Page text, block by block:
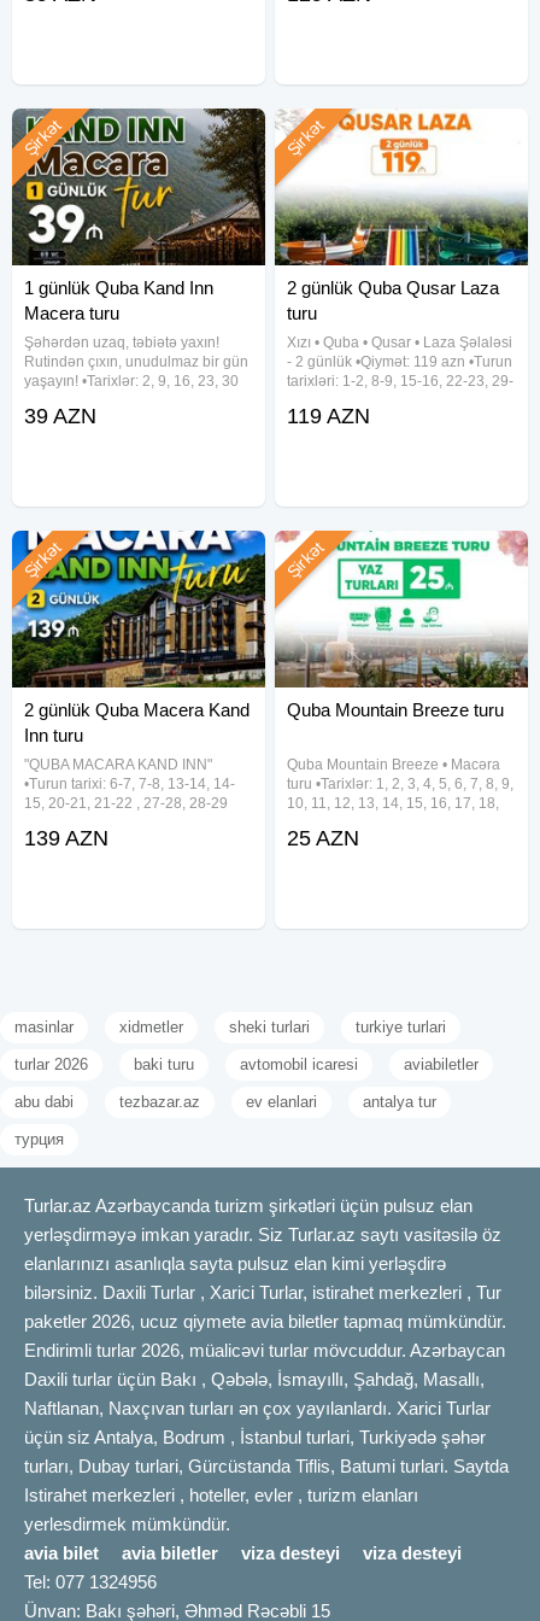
1 günlük Quba Kand Inn
Macera turu
Şəhərdən uzaq, təbiətə yaxın!
Rutindən çıxın, unudulmaz bir gün
yaşayın! •Tarixlər: 2, 9, 16, 23, 30
proqramı: • Kand Inn - kənd
Şirkət
39 AZN
2 günlük Quba Qusar Laza
turu
Xızı • Quba • Qusar • Laza Şəlaləsi
- 2 günlük •Qiymət: 119 azn •Turun
tarixləri: 1-2, 8-9, 15-16, 22-23, 29-
gün Xızı - Altıağac (giriş: 5 azn) -
Şirkət
119 AZN
2 günlük Quba Macera Kand
Inn turu
"QUBA MACARA KAND INN"
•Turun tarixi: 6-7, 7-8, 13-14, 14-
15, 20-21, 21-22 , 27-28, 28-29
Lake Park - Kand Inn - Təngəaltı
Şirkət
139 AZN
Quba Mountain Breeze turu
Quba Mountain Breeze • Macəra
turu •Tarixlər: 1, 2, 3, 4, 5, 6, 7, 8, 9,
10, 11, 12, 13, 14, 15, 16, 17, 18,
28, 29, 30, 31 Avqust •Qiymət: •
Şirkət
25 AZN
masinlar xidmetler sheki turlari turkiye turlari
turlar 2026 baki turu avtomobil icaresi aviabiletler
abu dabi tezbazar.az ev elanlari antalya tur
турция
Turlar.az Azərbaycanda turizm şirkətləri üçün pulsuz elan
yerləşdirməyə imkan yaradır. Siz Turlar.az saytı vasitəsilə öz
elanlarınızı asanlıqla sayta pulsuz elan kimi yerləşdirə
bilərsiniz. Daxili Turlar , Xarici Turlar, istirahet merkezleri , Tur
paketler 2026, ucuz qiymete avia biletler tapmaq mümkündür.
Endirimli turlar 2026, müalicəvi turlar mövcuddur. Azərbaycan
Daxili turlar üçün Bakı , Qəbələ, İsmayıllı, Şahdağ, Masallı,
Naftlanan, Naxçıvan turları ən çox yayılanlardı. Xarici Turlar
üçün siz Antalya, Bodrum , İstanbul turlari, Turkiyədə şəhər
turları, Dubay turlari, Gürcüstanda Tiflis, Batumi turlari. Saytda
Istirahet merkezleri , hoteller, evler , turizm elanları
yerlesdirmek mümkündür.
avia bilet
avia biletler viza desteyi
viza desteyi
Tel: 077 1324956
Ünvan: Bakı şəhəri, Əhməd Rəcəbli 15